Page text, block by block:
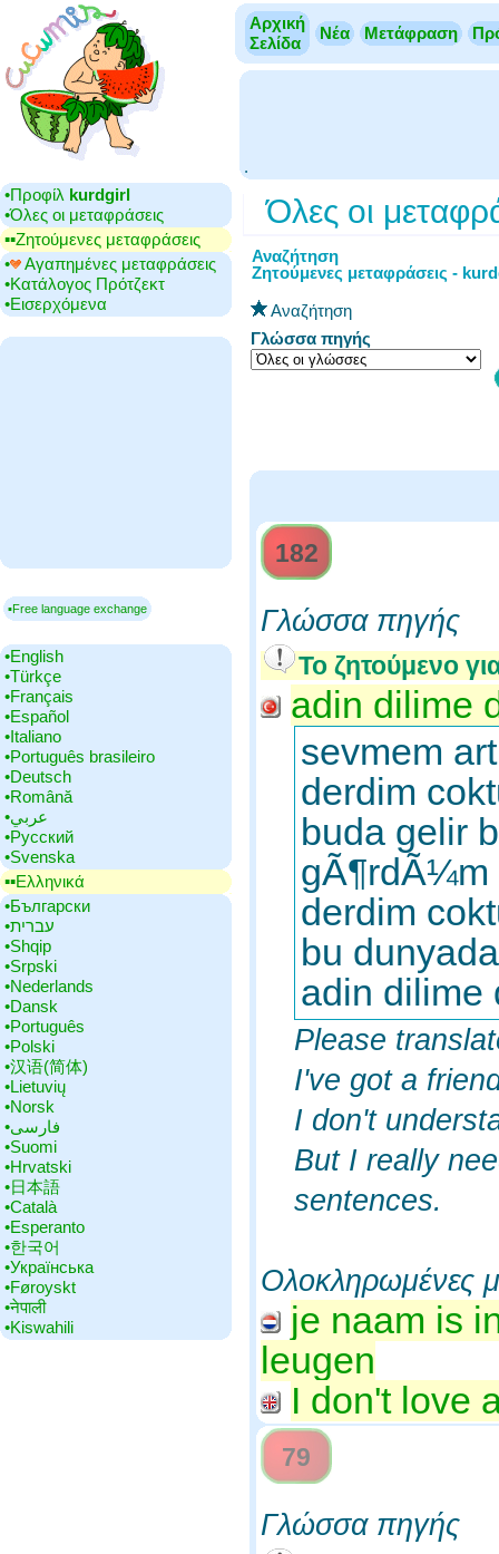
Αρχική
Σελίδα
Νέα Μετάφραση
.
•‎Προφίλ kurdgirl
•‎Όλες οι μεταφράσεις
▪▪‎Ζητούμενες μεταφράσεις
•‎
Αγαπημένες μεταφράσεις
•‎Κατάλογος Πρότζεκτ
•‎Εισερχόμενα
▪Free language exchange
•‎English
•‎Türkçe
•‎Français
•‎Español
•‎Italiano
•‎Português brasileiro
•‎Deutsch
•‎Română
•‎عربي
•‎Русский
•‎Svenska
▪▪‎Ελληνικά
•‎Български
•‎עברית
•‎Shqip
•‎Srpski
•‎Nederlands
•‎Dansk
•‎Português
•‎Polski
•‎汉语(简体)
•‎Lietuvių
•‎Norsk
•‎فارسی
•‎Suomi
•‎Hrvatski
•‎日本語
•‎Català
•‎Esperanto
•‎한국어
•‎Українська
•‎Føroyskt
•‎नेपाली
•‎Kiswahili
Όλες οι
Αναζήτηση
Ζητούμενες μεταφράσεις -
Αναζήτηση
Γλώσσα πηγής
182
Γλώσσα πηγής
Το ζητούμενο
adin dilime
sevmem
derdim
buda gelir
gÃ¶rdÃ¼m
derdim
bu
adin dilime
Please
I've got a
I don't
But I really
sentences.
Ολοκληρωμένες
je naam is
leugen
I don't love
79
Γλώσσα πηγής